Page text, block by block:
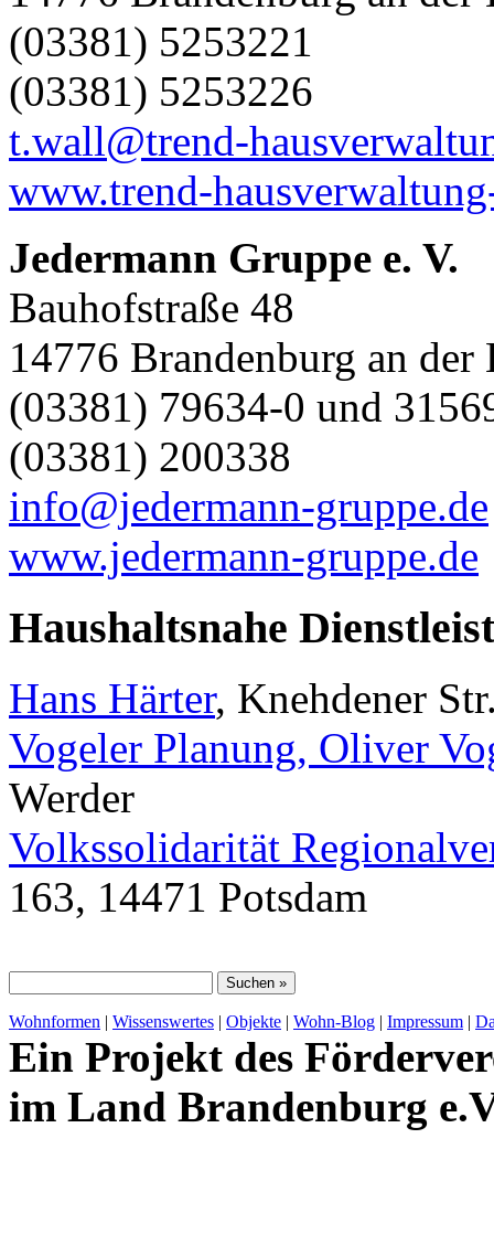
(03381) 5253221
(03381) 5253226
t.wall@trend-
www.trend-
Jedermann Gruppe e. V.
Bauhofstraße 48
14776 Brandenburg an der
(03381) 79634-0 und
(03381) 200338
info@jedermann-gruppe.de
www.jedermann-gruppe.de
Haushaltsnahe
Hans Härter, Knehdener
Vogeler Planung, Oliver
Werder
Volkssolidarität
163, 14471 Potsdam
Wohnformen | Wissenswertes | Objekte | Wohn-Blog | Impressum |
Ein Projekt des
im Land Brandenburg